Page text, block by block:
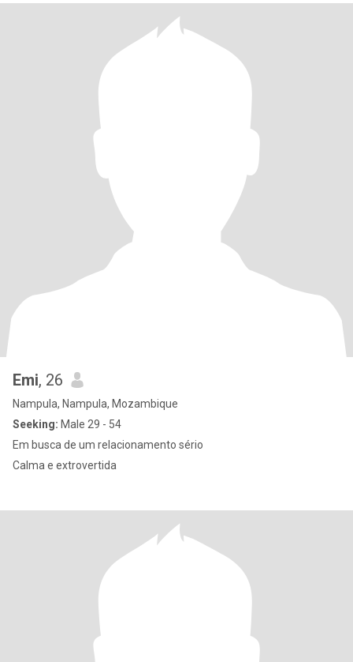
Emi, 26
Nampula, Nampula, Mozambique
Seeking: Male 29 - 54
Em busca de um relacionamento sério
Calma e extrovertida